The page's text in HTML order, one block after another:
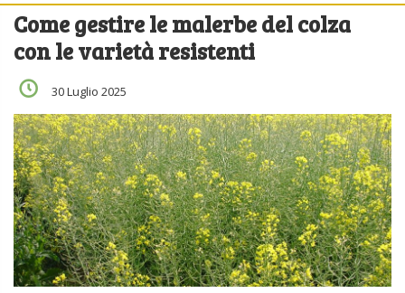
Come gestire le malerbe del colza
con le varietà resistenti
30 Luglio 2025